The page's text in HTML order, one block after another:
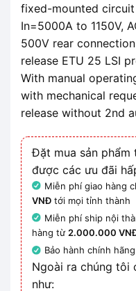
fixed-mounted circuit
In=5000A to 1150V,
500V rear
release ETU 25 LSI
With manual
with mechanical
release without 2nd
Đặt mua sản phẩm
được các ưu đãi
Miễn phí giao hàng
VNĐ tới mọi tỉnh thành
Miễn phí ship nội
hàng từ2.000.000
Bảo hành chính
Ngoài ra chúng tôi
như: